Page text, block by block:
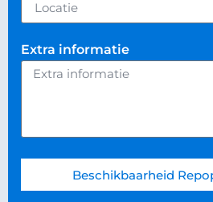
Extra informatie
Beschikbaarheid